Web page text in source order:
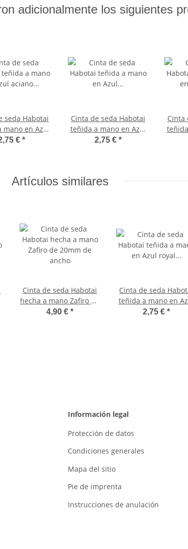
adicionalmente los siguientes
seda Habotai
mano en Azul
ø3mm
€ *
Cinta de seda Habotai
teñida a mano en Azul
cobalto ø3mm
2,75 € *
Cinta
Artículos similares
Cinta de seda Habotai
hecha a mano Zafiro de
20mm de ancho
4,90 € *
Cinta de seda
teñida a mano en
royal ø3mm
2,75 € *
Información legal
Protección de datos
Condiciones generales
Mapa del sitio
Pie de imprenta
Instrucciones de anulación